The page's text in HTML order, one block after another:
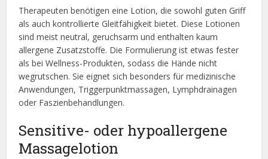
Therapeuten benötigen eine Lotion, die sowohl guten Griff
als auch kontrollierte Gleitfähigkeit bietet. Diese Lotionen
sind meist neutral, geruchsarm und enthalten kaum
allergene Zusatzstoffe. Die Formulierung ist etwas fester
als bei Wellness-Produkten, sodass die Hände nicht
wegrutschen. Sie eignet sich besonders für medizinische
Anwendungen, Triggerpunktmassagen, Lymphdrainagen
oder Faszienbehandlungen.
Sensitive- oder hypoallergene
Massagelotion